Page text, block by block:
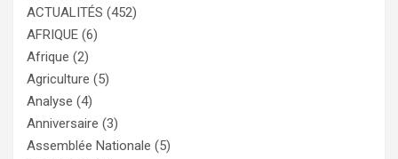
ACTUALITÉS (452)
AFRIQUE (6)
Afrique (2)
Agriculture (5)
Analyse (4)
Anniversaire (3)
Assemblée Nationale (5)